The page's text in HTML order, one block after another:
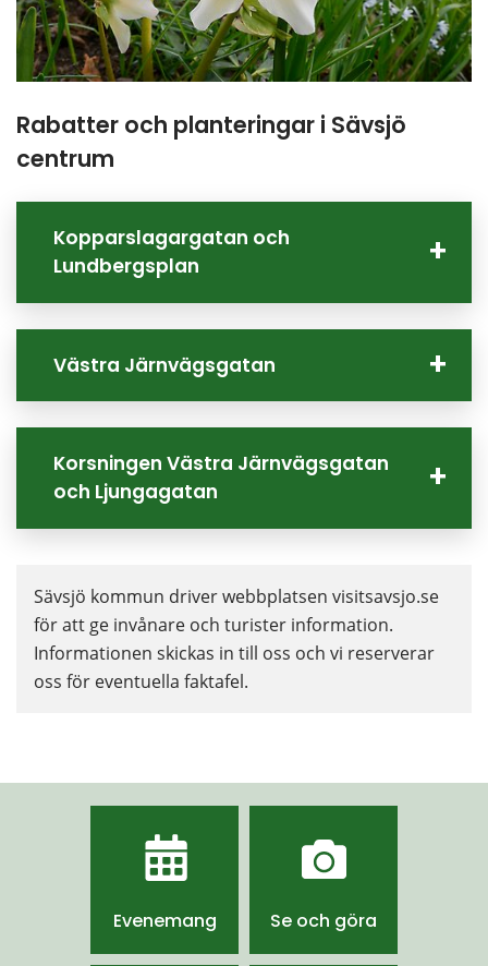
Rabatter och planteringar i Sävsjö
centrum
Kopparslagargatan och
Lundbergsplan
Västra Järnvägsgatan
Korsningen Västra Järnvägsgatan
och Ljungagatan
Sävsjö kommun driver webbplatsen visitsavsjo.se
för att ge invånare och turister information.
Informationen skickas in till oss och vi reserverar
oss för eventuella faktafel.
Evenemang Se och göra